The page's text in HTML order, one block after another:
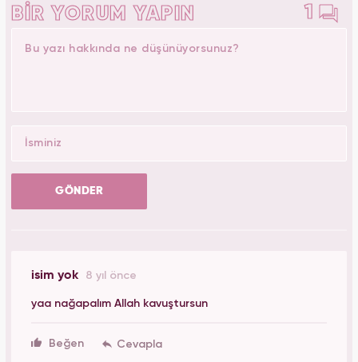
BİR YORUM YAPIN 1
GÖNDER
isim yok 8 yıl önce
yaa nağapalım Allah kavuştursun
Beğen